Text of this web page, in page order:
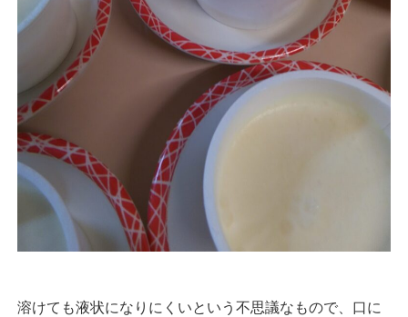
溶けても液状になりにくいという不思議なもので、口に